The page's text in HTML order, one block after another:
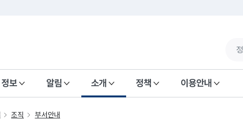
정보 알림 소개 정책 이용안내
조직 부서안내